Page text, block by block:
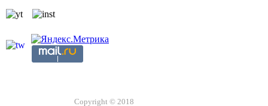
Copyright © 2018